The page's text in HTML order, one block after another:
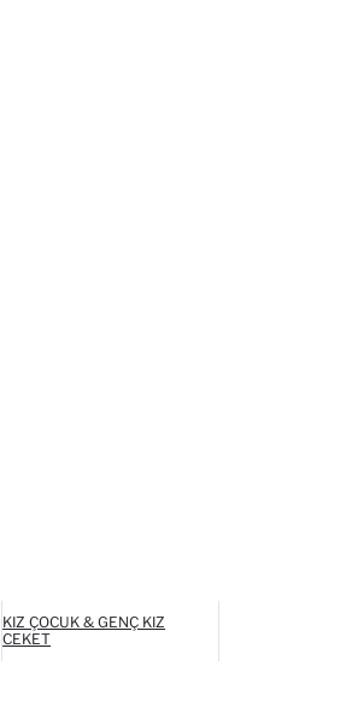
KIZ ÇOCUK & GENÇ KIZ
CEKET